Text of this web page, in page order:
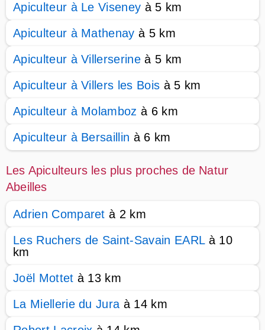
Apiculteur à Le Viseney à 5 km
Apiculteur à Mathenay à 5 km
Apiculteur à Villerserine à 5 km
Apiculteur à Villers les Bois à 5 km
Apiculteur à Molamboz à 6 km
Apiculteur à Bersaillin à 6 km
Les Apiculteurs les plus proches de Natur
Abeilles
Adrien Comparet à 2 km
Les Ruchers de Saint-Savain EARLà 10
km
Joël Mottet à 13 km
La Miellerie du Jura à 14 km